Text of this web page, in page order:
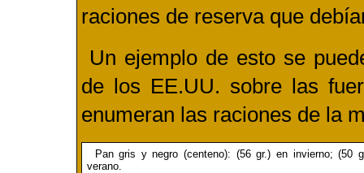
raciones de reserva que
Un ejemplo de esto se
de los EE.UU. sobre las
enumeran las raciones de la
Pan gris y negro (centeno): (56 gr.) en invierno; (50
verano.